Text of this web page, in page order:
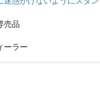
売品
ーラー